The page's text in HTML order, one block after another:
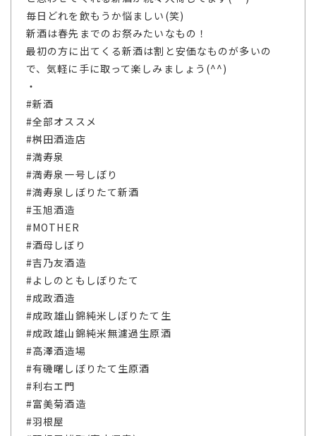
毎日どれを飲もうか悩ましい(笑)
新酒は春先までのお祭みたいなもの！
最初の方に出てくる新酒は割と安価なものが多いの
で、気軽に手に取って楽しみましょう(^^)
・
#新酒
#全部オススメ
#桝田酒造店
#満寿泉
#満寿泉一号しぼり
#満寿泉しぼりたて新酒
#玉旭酒造
#MOTHER
#酒母しぼり
#吉乃友酒造
#よしのともしぼりたて
#成政酒造
#成政雄山錦純米しぼりたて生
#成政雄山錦純米無濾過生原酒
#高澤酒造場
#有磯曙しぼりたて生原酒
#利右エ門
#富美菊酒造
#羽根屋